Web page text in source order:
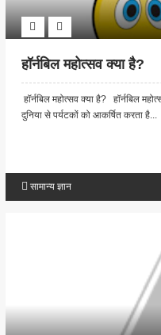
हॉर्नबिल महोत्‍सव क्या है?
हॉर्नबिल महोत्‍सव क्या है? हॉर्नबिल
दुनिया से पर्यटकों को आकर्षित करता है...
सामान्य ज्ञान